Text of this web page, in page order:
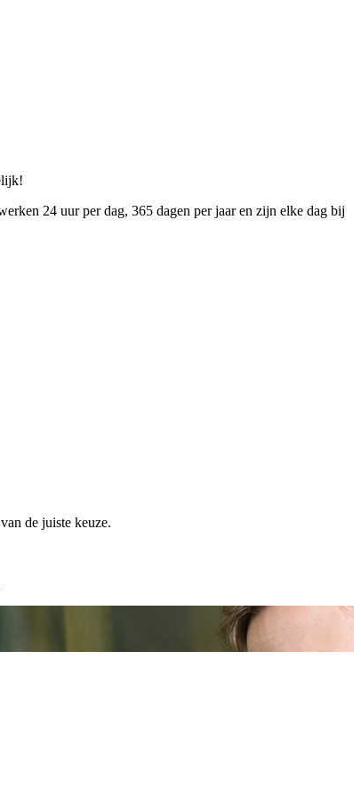
24 uur per dag, 365 dagen per jaar en zijn elke dag bij
de juiste keuze.